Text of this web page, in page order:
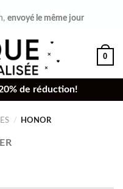
envoyé le même jour
0
de réduction!
/ HONOR